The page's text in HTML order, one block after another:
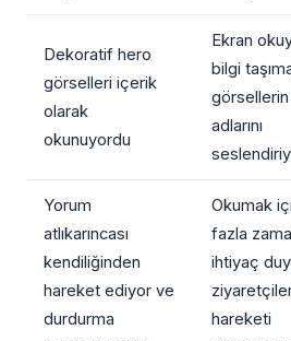
Dekoratif hero
görselleri içerik
olarak
okunuyordu
Ekran
bilgi
adlarını
Yorum
atlıkarıncası
kendiliğinden
hareket ediyor ve
durdurma
Okumak
fazla
ihtiyaç
hareketi